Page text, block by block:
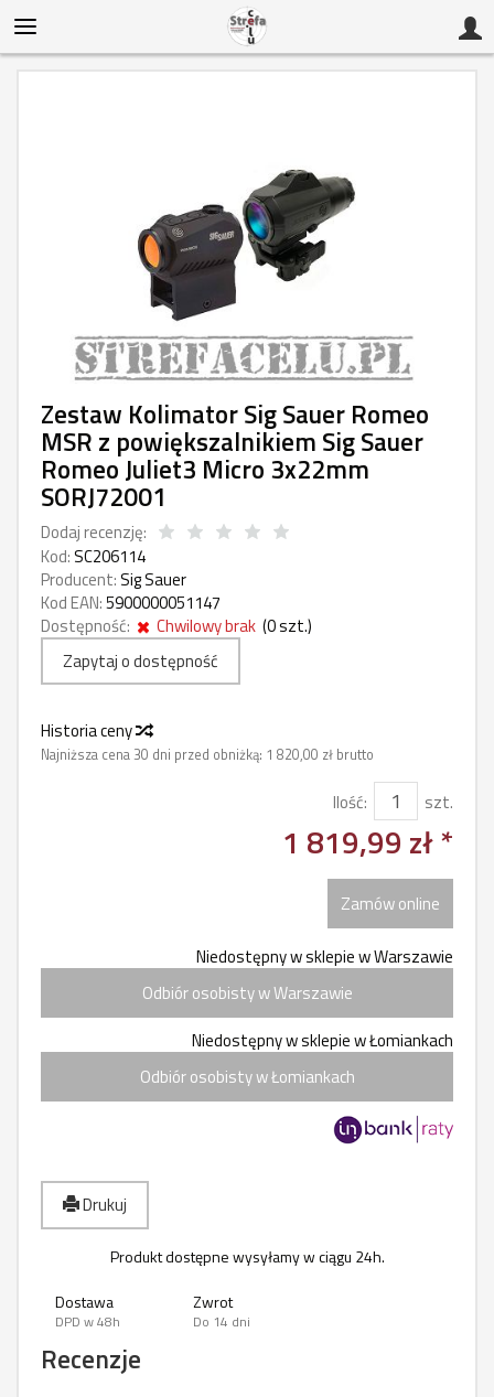
Zestaw Kolimator Sig Sauer Romeo
MSR z powiększalnikiem Sig Sauer
Romeo Juliet3 Micro 3x22mm
SORJ72001
Dodaj recenzję:
Kod:SC206114
Producent:Sig Sauer
Kod EAN:5900000051147
Dostępność:
Chwilowy brak (0szt.)
Zapytaj o dostępność
Historia ceny
Najniższa cena 30 dni przed obniżką: 1 820,00 zł brutto
Ilość: szt.
1 819,99 zł *
Zamów online
Niedostępny w sklepie w Warszawie
Odbiór osobisty w Warszawie
Niedostępny w sklepie w Łomiankach
Odbiór osobisty w Łomiankach
Drukuj
Produkt dostępne wysyłamy w ciągu 24h.
Dostawa
DPD w 48h
Zwrot
Do 14 dni
Recenzje